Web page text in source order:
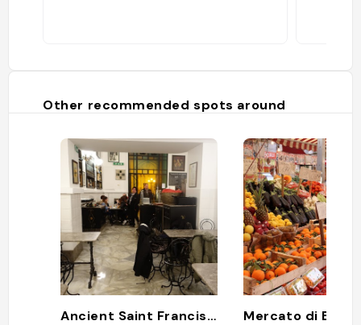
Other recommended spots around
Ancient Saint Francis Focaccia Shop Mercato di